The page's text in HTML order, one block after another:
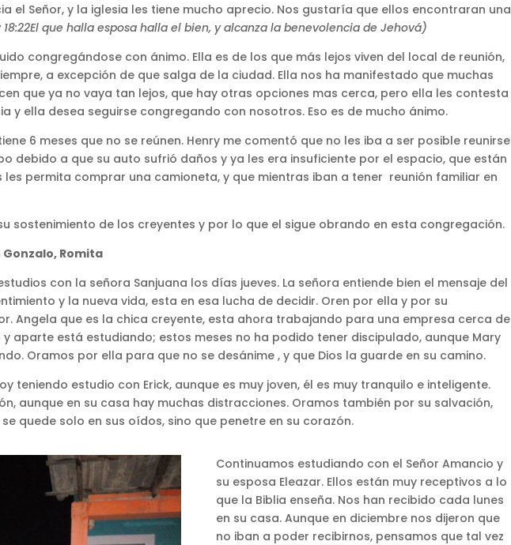
el Señor, y la iglesia les tiene mucho aprecio. Nos gustaría que ellos encontraran una
18:22El que halla esposa halla el bien, y alcanza la benevolencia de Jehová)
congregándose con ánimo. Ella es de los que más lejos viven del local de reunión,
a excepción de que salga de la ciudad. Ella nos ha manifestado que muchas
que ya no vaya tan lejos, que hay otras opciones mas cerca, pero ella les contesta
y ella desea seguirse congregando con nosotros. Eso es de mucho ánimo.
6 meses que no se reúnen. Henry me comentó que no les iba a ser posible reunirse
debido a que su auto sufrió daños y ya les era insuficiente por el espacio, que están
les permita comprar una camioneta, y que mientras iban a tener reunión familiar en
sostenimiento de los creyentes y por lo que el sigue obrando en esta congregación.
Romita
con la señora Sanjuana los días jueves. La señora entiende bien el mensaje del
y la nueva vida, esta en esa lucha de decidir. Oren por ella y por su
Angela que es la chica creyente, esta ahora trabajando para una empresa cerca de
y aparte está estudiando; estos meses no ha podido tener discipulado, aunque Mary
Oramos por ella para que no se desánime , y que Dios la guarde en su camino.
teniendo estudio con Erick, aunque es muy joven, él es muy tranquilo e inteligente.
aunque en su casa hay muchas distracciones. Oramos también por su salvación,
quede solo en sus oídos, sino que penetre en su corazón.
Continuamos estudiando con el Señor Amancio y
su esposa Eleazar. Ellos están muy receptivos a lo
que la Biblia enseña. Nos han recibido cada lunes
en su casa. Aunque en diciembre nos dijeron que
no iban a poder recibirnos, pensamos que tal vez